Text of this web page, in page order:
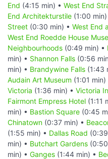
End (4:15 min) • West End
End Architekturstile (1:00 min)
Street (0:30 min) • West End
West End Roedde House
Neighbourhoods (0:49 min) •
min) • Shannon Falls (0:56
min) • Brandywine Falls (1:43
Audain Art Museum (1:01 min)
Victoria (1:36 min) • Victoria
Fairmont Empress Hotel (1:11
min) • Bastion Square (0:45
Chinatown (0:37 min) •
(1:55 min) • Dallas Road
min) • Butchart Gardens
min) • Ganges (1:44 min) •